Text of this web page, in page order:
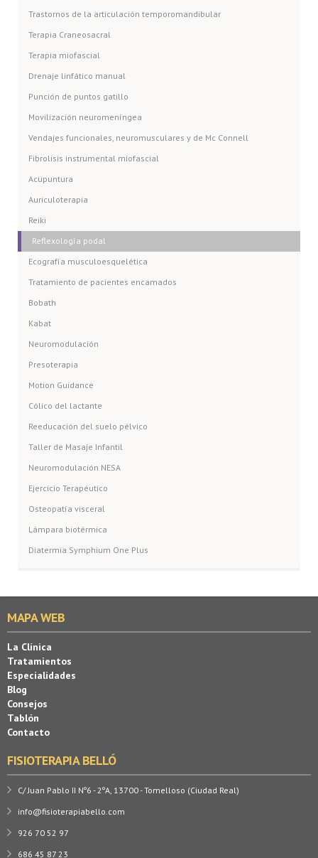
Trastornos de la articulación temporomandibular
Terapia Craneosacral
Terapia miofascial
Drenaje linfático manual
Punción de puntos gatillo
Movilización neuromeníngea
Vendajes funcionales, neuromusculares y de Mc Connell
Fibrolisis instrumental miofascial
Acupuntura
Auriculoterapia
Reiki
Reflexología podal
Ecografía musculoesquelética
Tratamiento de pacientes encamados
Bobath
Kabat
Neuromodulación
Presoterapia
Motion Guidance
Cólico del lactante
Reeducación del suelo pélvico
Taller de Masaje Infantil
Neuromodulación NESA
Ejercicio Terapéutico
Osteopatía visceral
Lámpara biotérmica
Diatermia Symphium One Plus
MAPA WEB
La Clínica
Tratamientos
Especialidades
Blog
Consejos
Tablón
Contacto
FISIOTERAPIA BELLÓ
C/ Juan Pablo II Nº6 - 2ºA, 13700 - Tomelloso (Ciudad Real)
info@fisioterapiabello.com
926 70 52 97
686 45 87 23